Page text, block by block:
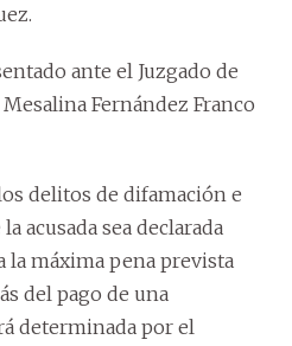
ante el Juzgado de
Fernández Franco
delitos de difamación e
acusada sea declarada
la máxima pena prevista
del pago de una
determinada por el